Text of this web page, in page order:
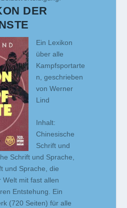
DER
Ein Lexikon
über alle
Kampfsportarte
n, geschrieben
von Werner
Lind
Inhalt:
Chinesische
Schrift und
Schrift und Sprache,
und Sprache, die
Welt mit fast allen
Entstehung. Ein
(720 Seiten) für alle